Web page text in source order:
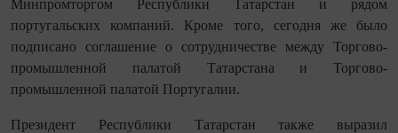
Минпромторгом Республики Татарстан и рядом
португальских компаний. Кроме того, сегодня же было
подписано соглашение о сотрудничестве между Торгово-
промышленной палатой Татарстана и Торгово-
промышленной палатой Португалии.
Президент Республики Татарстан также выразил